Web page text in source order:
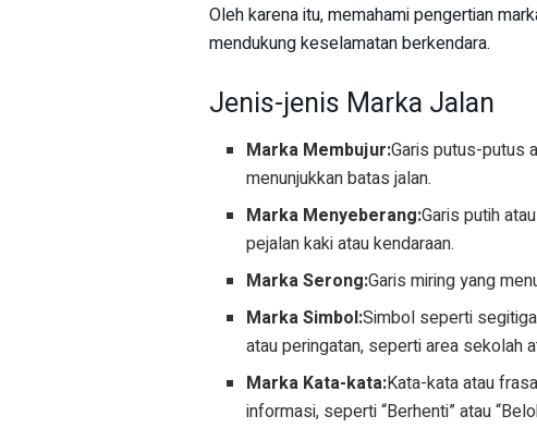
Oleh karena itu, memahami pengertian
mendukung keselamatan berkendara.
Jenis-jenis Marka Jalan
Marka Membujur:Garis putus-putus
menunjukkan batas jalan.
Marka Menyeberang:Garis putih
pejalan kaki atau kendaraan.
Marka Serong:Garis miring yang
Marka Simbol:Simbol seperti
atau peringatan, seperti area sekolah
Marka Kata-kata:Kata-kata atau
informasi, seperti “Berhenti” atau